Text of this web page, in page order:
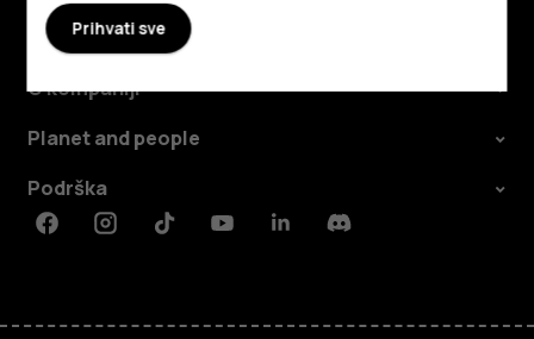
Istražite
O kompaniji
Planet and people
Podrška
FacebookInstagramTiktokYoutubeLinkedinDiscord
Prihvati sve